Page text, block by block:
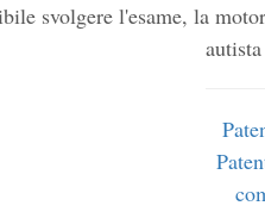
svolgere l'esame, la